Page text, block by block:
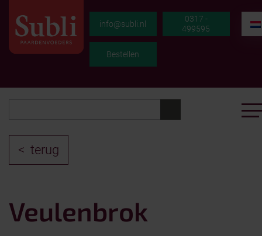
info@subli.nl
0317 -
499595
Bestellen
terug
Veulenbrok